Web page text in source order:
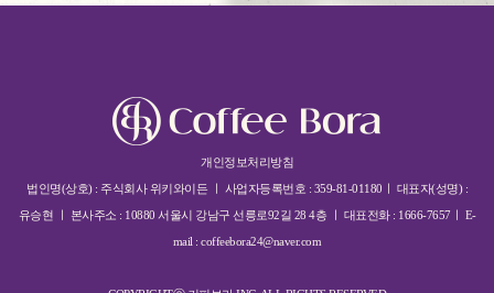
개인정보처리방침
법인명(상호) : 주식회사 위키와이든 ㅣ 사업자등록번호 : 359-81-01180ㅣ 대표자(성명) :
유승현 ㅣ 본사주소 : 10880 서울시 강남구 선릉로92길 28 4층 ㅣ 대표전화 : 1666-7657ㅣ E-
mail : coffeebora24@naver.com